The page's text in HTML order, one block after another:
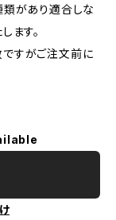
類があり適合しな
ます。
すがご注文前に